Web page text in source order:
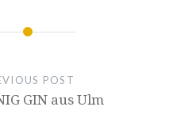
POST
GIN aus Ulm